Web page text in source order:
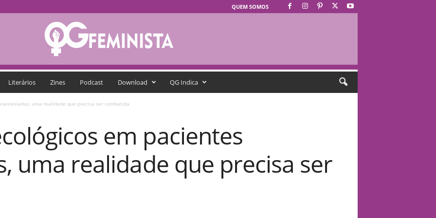
QUEM SOMOS
Literários Zines Podcast Download QG Indica
uma realidade que precisa ser combatida
em pacientes
uma realidade que precisa ser